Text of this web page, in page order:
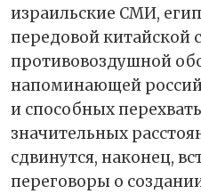
израильские СМИ,
передовой китайской
противовоздушной
напоминающей
и способных
значительных
сдвинутся, наконец,
переговоры о